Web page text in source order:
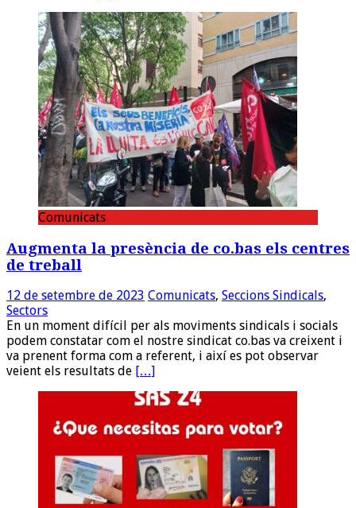
Comunicats
Augmenta la presència de co.bas els centres
de treball
12 de setembre de 2023 Comunicats, Seccions Sindicals,
Sectors
En un moment difícil per als moviments sindicals i socials
podem constatar com el nostre sindicat co.bas va creixent i
va prenent forma com a referent, i així es pot observar
veient els resultats de […]